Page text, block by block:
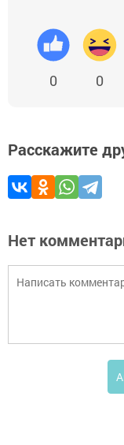
0 0
Расскажите
Нет